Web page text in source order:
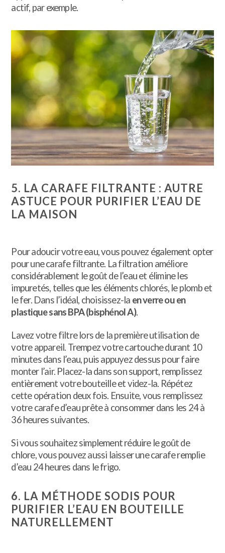
actif, par exemple.
5. LA CARAFE FILTRANTE : AUTRE
ASTUCE POUR PURIFIER L’EAU DE
LA MAISON
Pour adoucir votre eau, vous pouvez également opter
pour une carafe filtrante. La filtration améliore
considérablement le goût de l’eau et élimine les
impuretés, telles que les éléments chlorés, le plomb et
le fer. Dans l’idéal, choisissez-la en verre ou en
plastique sans BPA (bisphénol A).
Lavez votre filtre lors de la première utilisation de
votre appareil. Trempez votre cartouche durant 10
minutes dans l’eau, puis appuyez dessus pour faire
monter l’air. Placez-la dans son support, remplissez
entièrement votre bouteille et videz-la. Répétez
cette opération deux fois. Ensuite, vous remplissez
votre carafe d’eau prête à consommer dans les 24 à
36 heures suivantes.
Si vous souhaitez simplement réduire le goût de
chlore, vous pouvez aussi laisser une carafe remplie
d’eau 24 heures dans le frigo.
6. LA MÉTHODE SODIS POUR
PURIFIER L’EAU EN BOUTEILLE
NATURELLEMENT